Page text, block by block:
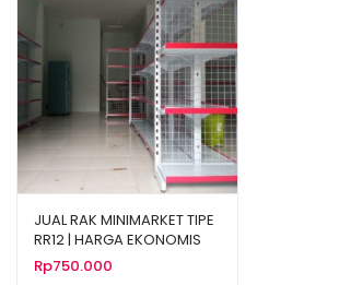
JUAL RAK MINIMARKET TIPE
RR12 | HARGA EKONOMIS
Rp750.000